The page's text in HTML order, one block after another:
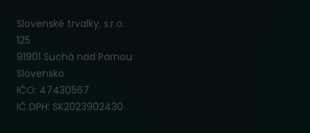
Slovenské trvalky, s.r.o.
125
91901 Suchá nad Parnou
Slovensko
IČO: 47430567
IČ DPH: SK2023902430